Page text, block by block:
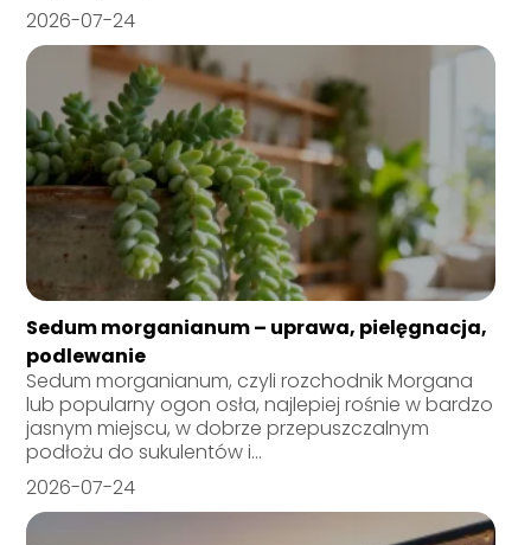
2026-07-24
Sedum morganianum – uprawa, pielęgnacja,
podlewanie
Sedum morganianum, czyli rozchodnik Morgana
lub popularny ogon osła, najlepiej rośnie w bardzo
jasnym miejscu, w dobrze przepuszczalnym
podłożu do sukulentów i...
2026-07-24